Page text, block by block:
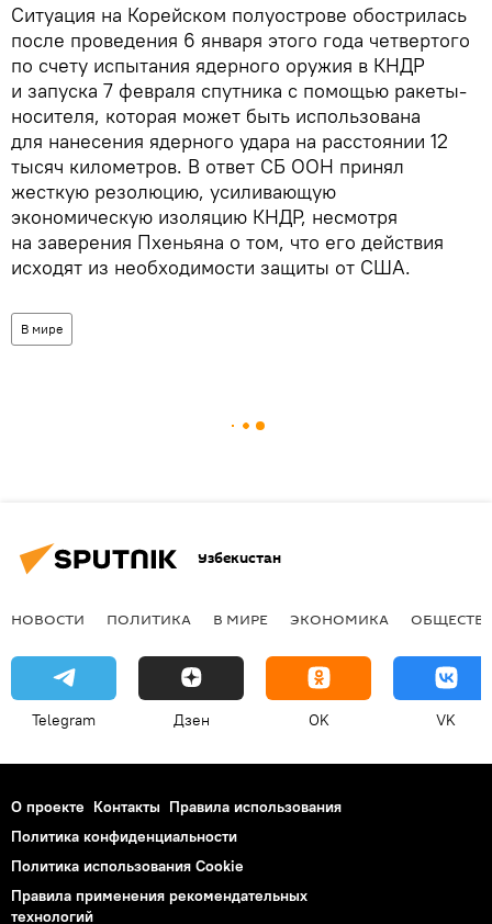
Ситуация на Корейском полуострове обострилась
после проведения 6 января этого года четвертого
по счету испытания ядерного оружия в КНДР
и запуска 7 февраля спутника с помощью ракеты-
носителя, которая может быть использована
для нанесения ядерного удара на расстоянии 12
тысяч километров. В ответ СБ ООН принял
жесткую резолюцию, усиливающую
экономическую изоляцию КНДР, несмотря
на заверения Пхеньяна о том, что его действия
исходят из необходимости защиты от США.
В мире
Узбекистан
НОВОСТИ ПОЛИТИКА В МИРЕ ЭКОНОМИКА
Telegram Дзен OK VK
О проекте Контакты Правила использования
Политика конфиденциальности
Политика использования Cookie
Правила применения рекомендательных
технологий